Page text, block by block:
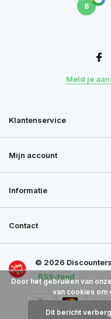
8
Meld je
Klantenservice
Mijn account
Informatie
Contact
© 2026
RSS-feed
Door het gebruiken van
van cookies om
Dit bericht